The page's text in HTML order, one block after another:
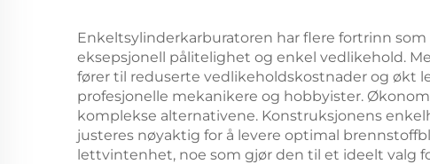
Enkeltsylinderkarburatoren har flere fortrinn
eksepsjonell pålitelighet og enkel vedlikehold.
fører til reduserte vedlikeholdskostnader og økt
profesjonelle mekanikere og hobbyister.
komplekse alternativene. Konstruksjonens
justeres nøyaktig for å levere optimal
lettvintenhet, noe som gjør den til et ideelt valg